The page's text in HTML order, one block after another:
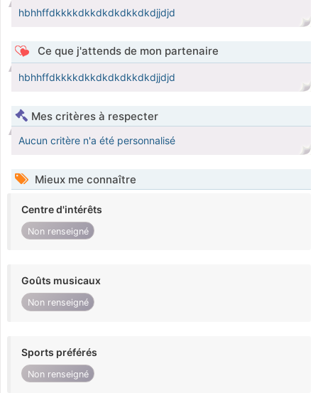
hbhhffdkkkkdkkdkdkdkkdkdjjdjd
Ce que j'attends de mon partenaire
hbhhffdkkkkdkkdkdkdkkdkdjjdjd
Mes critères à respecter
Aucun critère n'a été personnalisé
Mieux me connaître
Centre d'intérêts
Non renseigné
Goûts musicaux
Non renseigné
Sports préférés
Non renseigné